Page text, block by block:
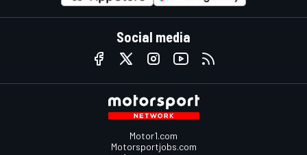
Social media
Motor1.com
Motorsportjobs.com